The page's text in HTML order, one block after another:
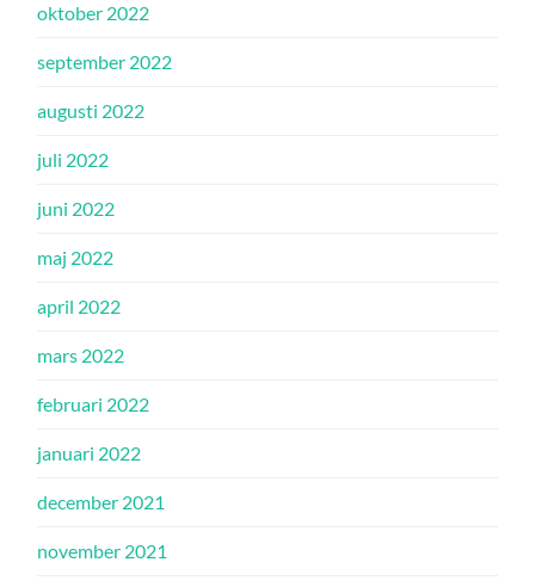
oktober 2022
september 2022
augusti 2022
juli 2022
juni 2022
maj 2022
april 2022
mars 2022
februari 2022
januari 2022
december 2021
november 2021